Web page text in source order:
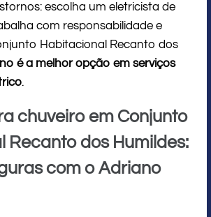
escolha um eletricista de
com responsabilidade e
Habitacional Recanto dos
é a melhor opção em serviços
.
chuveiro em Conjunto
Recanto dos Humildes:
com o Adriano